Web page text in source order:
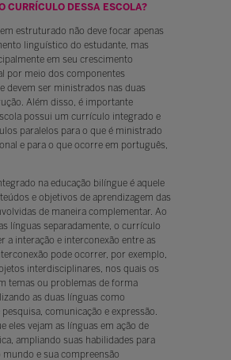
DESSA ESCOLA?
estruturado não deve focar apenas
linguístico do estudante, mas
em seu crescimento
por meio dos componentes
devem ser ministrados nas duas
Além disso, é importante
possui um currículo integrado e
paralelos para o que é ministrado
e para o que ocorre em português,
na educação bilíngue é aquele
e objetivos de aprendizagem das
de maneira complementar. Ao
línguas separadamente, o currículo
a interação e interconexão entre as
pode ocorrer, por exemplo,
interdisciplinares, nos quais os
temas ou problemas de forma
as duas línguas como
comunicação e expressão.
eles vejam as línguas em ação de
ampliando suas habilidades para
e sua compreensão